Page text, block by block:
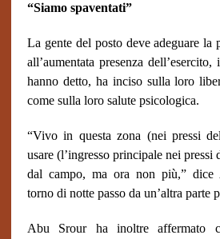
“Siamo spaventati”
La gente del posto deve adeguare la
all’aumentata presenza
hanno detto, ha inciso sulla loro
come sulla loro salute psicologica.
“Vivo in questa zona (nei pressi
usare (l’ingresso principale nei pressi
dal campo, ma ora non più,” dice
torno di notte passo da un’altra parte
Abu Srour ha inoltre affermato